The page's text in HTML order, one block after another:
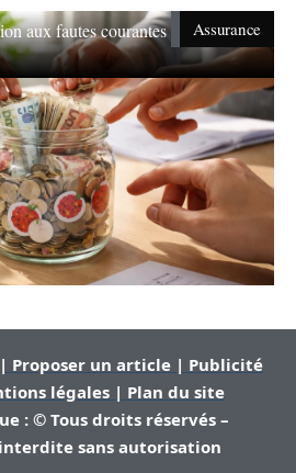
Assurance
aux fautes courantes
Proposer un article | Publicité
légales | Plan du site
: © Tous droits réservés –
sans autorisation